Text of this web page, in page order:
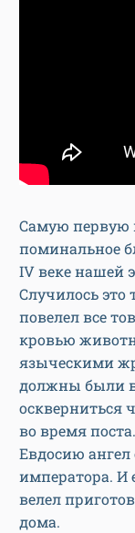
Самую первую
поминальное
IV веке нашей
Случилось
повелел все
кровью
языческими
должны были
оскверниться
во время
Евдосию ангел
императора. И
велел
дома.